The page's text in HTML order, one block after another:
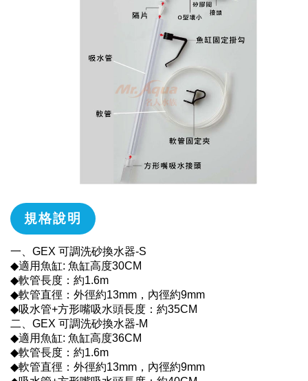
規格說明
一、GEX 可調洗砂換水器-S
◆適用魚缸: 魚缸高度30CM
◆軟管長度：約1.6m
◆軟管直徑：外徑約13mm，內徑約9mm
◆吸水管+方形嘴吸水頭長度：約35CM
二、GEX 可調洗砂換水器-M
◆適用魚缸: 魚缸高度36CM
◆軟管長度：約1.6m
◆軟管直徑：外徑約13mm，內徑約9mm